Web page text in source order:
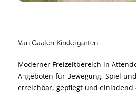
Van Gaalen Kindergarten
Moderner Freizeitbereich in
Angeboten für Bewegung, Spiel
erreichbar, gepflegt und einladend